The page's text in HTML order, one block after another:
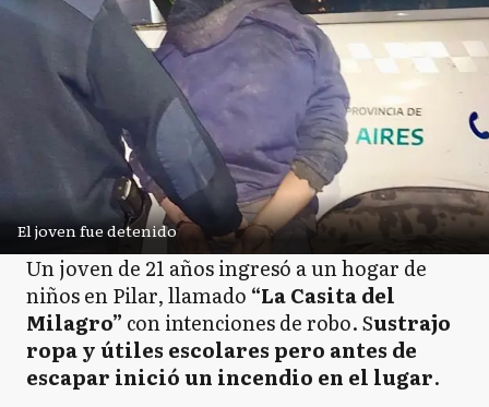
El joven fue detenido
Un joven de 21 años ingresó a un hogar de
niños en Pilar, llamado “La Casita del
Milagro” con intenciones de robo. Sustrajo
ropa y útiles escolares pero antes de
escapar inició un incendio en el lugar.